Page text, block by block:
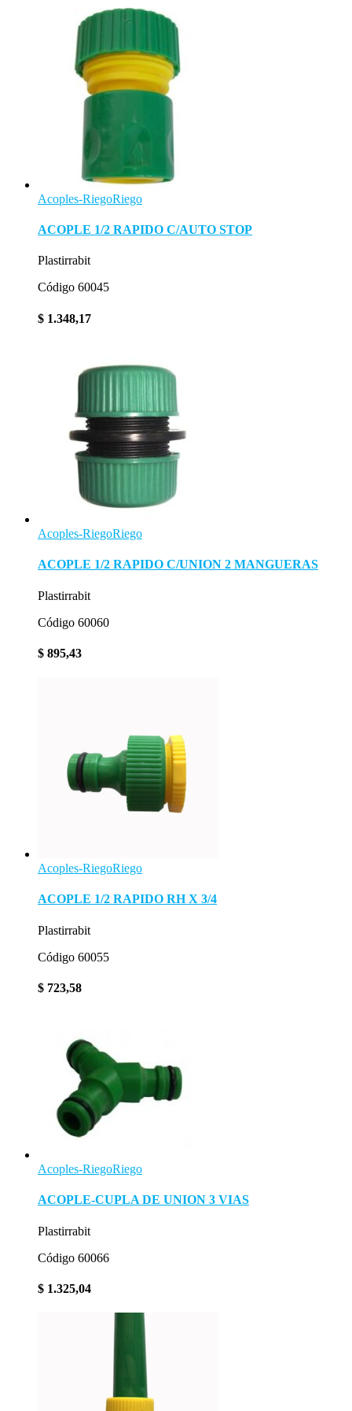
Acoples-RiegoRiego
ACOPLE 1/2 RAPIDO C/AUTO STOP
Plastirrabit
Código 60045
$ 1.348,17
Acoples-RiegoRiego
ACOPLE 1/2 RAPIDO C/UNION 2 MANGUERAS
Plastirrabit
Código 60060
$ 895,43
Acoples-RiegoRiego
ACOPLE 1/2 RAPIDO RH X 3/4
Plastirrabit
Código 60055
$ 723,58
Acoples-RiegoRiego
ACOPLE-CUPLA DE UNION 3 VIAS
Plastirrabit
Código 60066
$ 1.325,04